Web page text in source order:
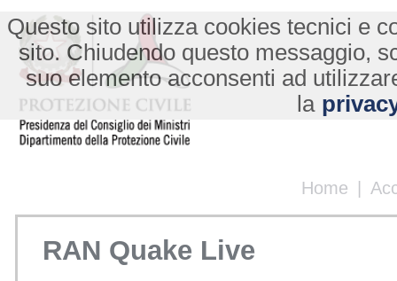
Home |
Questo sito utilizza cookies tecnici e
sito. Chiudendo questo messaggio,
suo elemento acconsenti ad
la
RAN Quake Live